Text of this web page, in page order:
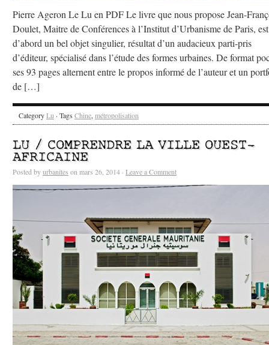
Pierre Ageron Le Lu en PDF Le livre que nous propose Jean-
Doulet, Maitre de Conférences à l’Institut d’Urbanisme de Paris, est
d’abord un bel objet singulier, résultat d’un audacieux parti-pris
d’éditeur, spécialisé dans l’étude des formes urbaines. De format
ses 93 pages alternent entre le propos informé de l’auteur et un
de […]
CategoryLu · Tags Chine, métropolisation
LU / COMPRENDRE LA VILLE OUEST-
AFRICAINE
Posted byurbanites on mars 26, 2014 · Leave a Comment